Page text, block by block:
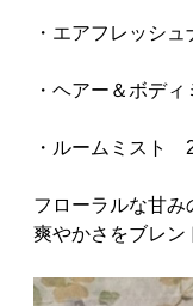
・エアフレ
・ヘアー＆ボデ
・ルームミ
フローラルな甘
爽やかさをブレン